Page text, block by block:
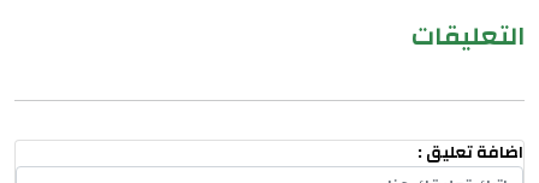
التعليقات
اضافة تعليق :